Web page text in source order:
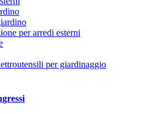
per arredi esterni
per giardinaggio